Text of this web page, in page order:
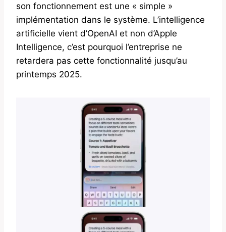
son fonctionnement est une « simple »
implémentation dans le système. L’intelligence
artificielle vient d’OpenAI et non d’Apple
Intelligence, c’est pourquoi l’entreprise ne
retardera pas cette fonctionnalité jusqu’au
printemps 2025.